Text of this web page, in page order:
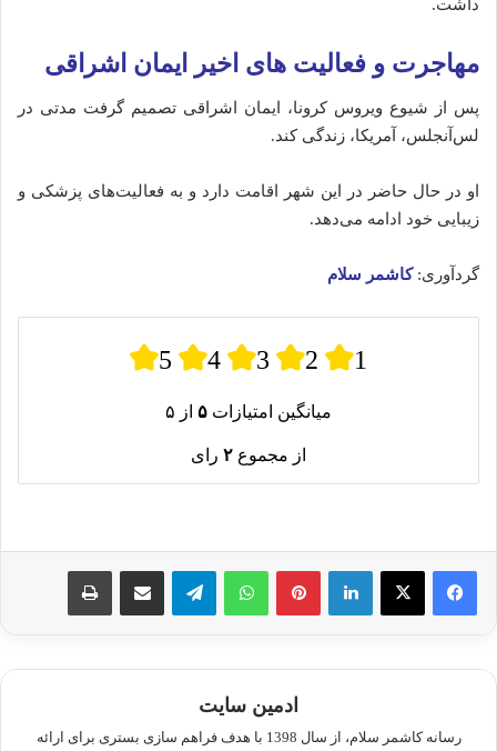
داشت.
مهاجرت و فعالیت‌ های اخیر ایمان اشراقی
پس از شیوع ویروسکرونا، ایمان اشراقی تصمیمگرفت مدتی در
لس‌آنجلس،
آمریکا، زندگیکند.
او در حال حاضر در این شهر اقامت دارد و به فعالیت‌های پزشکی و
زیبایی خود ادامه می‌دهد.
گردآوری:کاشمر سلام
5 4 3 2 1
میانگین امتیازات ۵ از ۵
از مجموع ۲ رای
لینکدین پینترستواتس آپ تلگرام اشتراک گذاری از طریق ایمیل چاپ
ادمین سایت
رسانه کاشمر سلام، از سال 1398 با هدف فراهم سازی بستری برای ارائه